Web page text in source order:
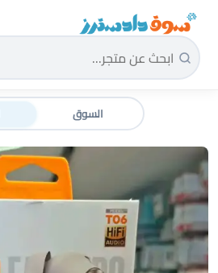
سوق دادسترز الرئيسية
السوق